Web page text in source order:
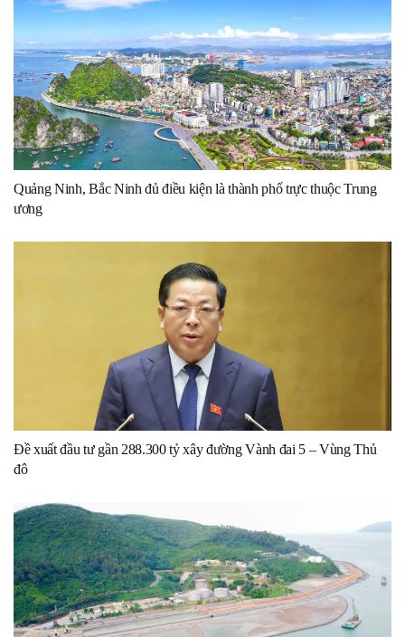
Quảng Ninh, Bắc Ninh đủ điều kiện là thành phố trực thuộc Trung
ương
Đề xuất đầu tư gần 288.300 tỷ xây đường Vành đai 5 – Vùng Thủ
đô